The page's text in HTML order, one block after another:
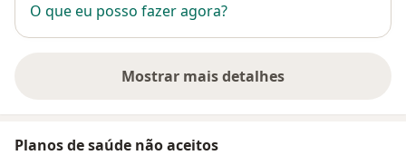
O que eu posso fazer agora?
Mostrar mais detalhes
sobre o endereço
Planos de saúde não aceitos